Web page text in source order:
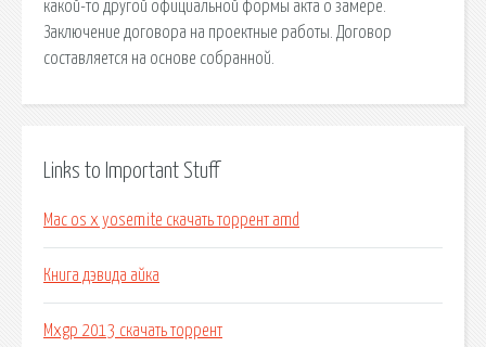
какой-то другой официальной формы акта о замере.
Заключение договора на проектные работы. Договор
составляется на основе собранной.
Links to Important Stuff
Mac os x yosemite скачать торрент amd
Книга дэвида айка
Mxgp 2013 скачать торрент